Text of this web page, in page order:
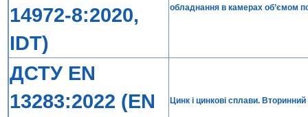
14972-8:2020,
IDT)
обладнання в камерах об’ємом
ДСТУ EN
13283:2022 (EN
Цинк і цинкові сплави. Вторинний